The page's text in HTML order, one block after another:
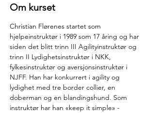
Om kurset
Christian Flørenes startet som
hjelpeinstruktør i 1989 som 17 åring og har
siden det blitt trinn III Agilityinstruktør og
trinn II Lydighetsinstruktør i NKK,
fylkesinstruktør og aversjonsinstruktør i
NJFF. Han har konkurrert i agility og
lydighet med tre border collier, en
doberman og en blandingshund. Som
instruktør har han «keep it simple» -